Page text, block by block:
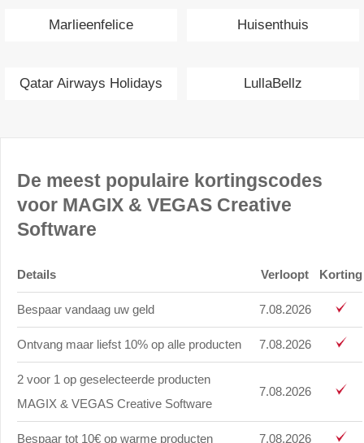
Marlieenfelice Huisenthuis
Qatar Airways Holidays LullaBellz
De meest populaire kortingscodes
voor MAGIX & VEGAS Creative
Software
Details Verloopt Korting
Bespaar vandaag uw geld 7.08.2026
Ontvang maar liefst 10% op alle producten 7.08.2026
2 voor 1 op geselecteerde producten
MAGIX & VEGAS Creative Software
7.08.2026
Bespaar tot 10€ op warme producten 7.08.2026